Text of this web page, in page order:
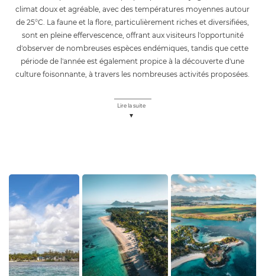
climat doux et agréable, avec des températures moyennes autour
de 25°C. La faune et la flore, particulièrement riches et diversifiées,
sont en pleine effervescence, offrant aux visiteurs l'opportunité
d'observer de nombreuses espèces endémiques, tandis que cette
période de l'année est également propice à la découverte d'une
culture foisonnante, à travers les nombreuses activités proposées.
Lire la suite